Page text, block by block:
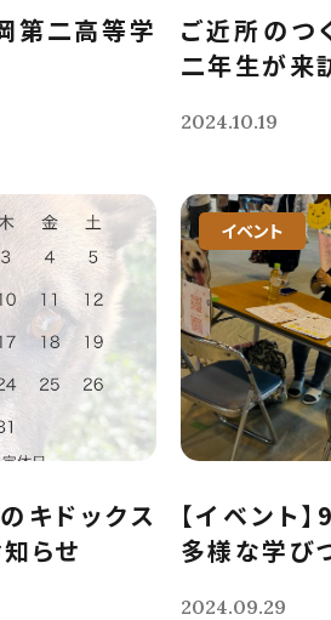
第二高等学
ご近所のつ
二年生が来
2024.10.19
キドックス
らせ
イベント
【イベント
多様な学び
2024.09.29